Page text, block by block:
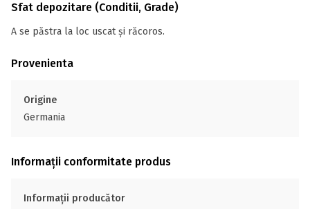
Sfat depozitare (Conditii, Grade)
A se păstra la loc uscat și răcoros.
Provenienta
Origine
Germania
Informații conformitate produs
Informații producător